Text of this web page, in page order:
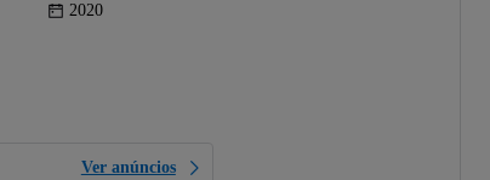
2020
Ver anúncios